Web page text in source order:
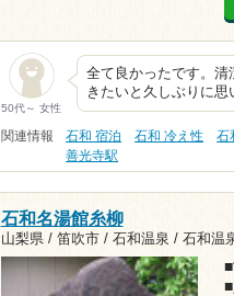
50代～ 女性
全て良かったです。清
きたいと久しぶりに
関連情報 石和 宿泊 石和 冷え性 石
善光寺駅
石和名湯館糸柳
山梨県 / 笛吹市 / 石和温泉 / 石和温